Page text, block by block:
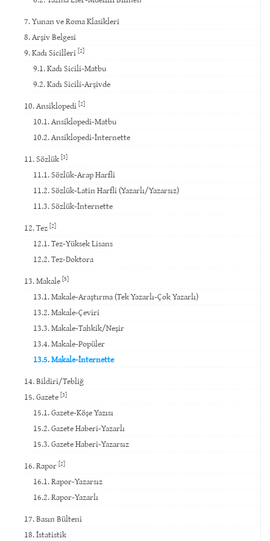
7. Yunan ve Roma Klasikleri
8. Arşiv Belgesi
9. Kadı Sicilleri [2]
9.1. Kadı Sicili-Matbu
9.2. Kadı Sicili-Arşivde
10. Ansiklopedi [2]
10.1. Ansiklopedi-Matbu
10.2. Ansiklopedi-İnternette
11. Sözlük [3]
11.1. Sözlük-Arap Harfli
11.2. Sözlük-Latin Harfli (Yazarlı/Yazarsız)
11.3. Sözlük-İnternette
12. Tez [2]
12.1. Tez-Yüksek Lisans
12.2. Tez-Doktora
13. Makale [5]
13.1. Makale-Araştırma (Tek Yazarlı-Çok Yazarlı)
13.2. Makale-Çeviri
13.3. Makale-Tahkik/Neşir
13.4. Makale-Popüler
13.5. Makale-İnternette
14. Bildiri/Tebliğ
15. Gazete [3]
15.1. Gazete-Köşe Yazısı
15.2. Gazete Haberi-Yazarlı
15.3. Gazete Haberi-Yazarsız
16. Rapor [2]
16.1. Rapor-Yazarsız
16.2. Rapor-Yazarlı
17. Basın Bülteni
18. İstatistik